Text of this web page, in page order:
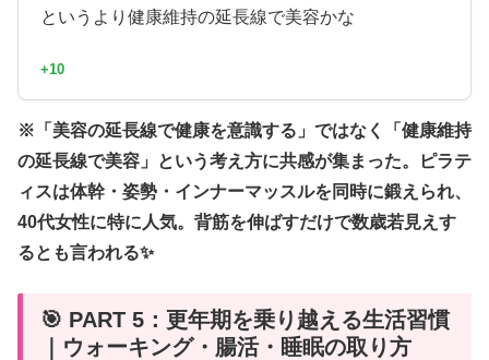
というより健康維持の延長線で美容かな
+10
※「美容の延長線で健康を意識する」ではなく「健康維持
の延長線で美容」という考え方に共感が集まった。ピラテ
ィスは体幹・姿勢・インナーマッスルを同時に鍛えられ、
40代女性に特に人気。背筋を伸ばすだけで数歳若見えす
るとも言われる✨
🎯 PART 5：更年期を乗り越える生活習慣
｜ウォーキング・腸活・睡眠の取り方